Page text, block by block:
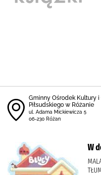
Gminny Ośrodek Kultury
Piłsudskiego w Różanie
ul. Adama Mickiewicza 5
06-230 Różan
W